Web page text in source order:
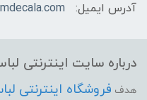
آدرس ایمیل:
درباره سایت اینترنتی
هدف فروشگاه اینترنتی